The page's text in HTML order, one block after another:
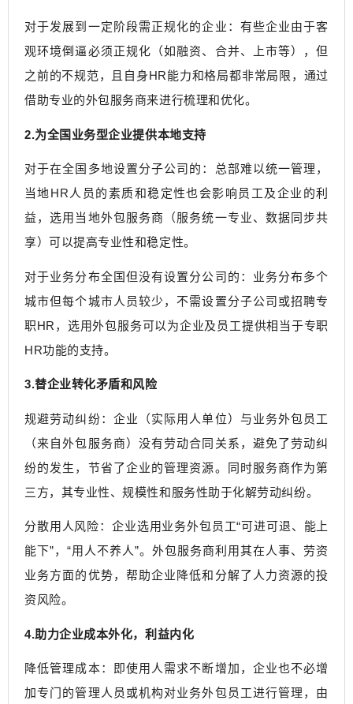
对于发展到一定阶段需正规化的企业：有些企业由于客
观环境倒逼必须正规化（如融资、合并、上市等），但
之前的不规范，且自身HR能力和格局都非常局限，通过
借助专业的外包服务商来进行梳理和优化。
2.为全国业务型企业提供本地支持
对于在全国多地设置分子公司的：总部难以统一管理，
当地HR人员的素质和稳定性也会影响员工及企业的利
益，选用当地外包服务商（服务统一专业、数据同步共
享）可以提高专业性和稳定性。
对于业务分布全国但没有设置分公司的：业务分布多个
城市但每个城市人员较少，不需设置分子公司或招聘专
职HR，选用外包服务可以为企业及员工提供相当于专职
HR功能的支持。
3.替企业转化矛盾和风险
规避劳动纠纷：企业（实际用人单位）与业务外包员工
（来自外包服务商）没有劳动合同关系，避免了劳动纠
纷的发生，节省了企业的管理资源。同时服务商作为第
三方，其专业性、规模性和服务性助于化解劳动纠纷。
分散用人风险：企业选用业务外包员工“可进可退、能上
能下”，“用人不养人”。外包服务商利用其在人事、劳资
业务方面的优势，帮助企业降低和分解了人力资源的投
资风险。
4.助力企业成本外化，利益内化
降低管理成本：即使用人需求不断增加，企业也不必增
加专门的管理人员或机构对业务外包员工进行管理，由